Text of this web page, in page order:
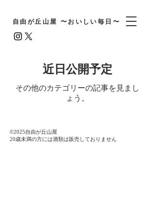
自由が丘山屋 〜おいしい毎日〜
近日公開予定
その他のカテゴリーの記事を見まし
ょう。
©️2025自由が丘山屋
​20歳未満の方には酒類は販売しておりません